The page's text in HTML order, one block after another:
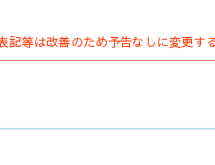
等は改善のため予告なしに変更す